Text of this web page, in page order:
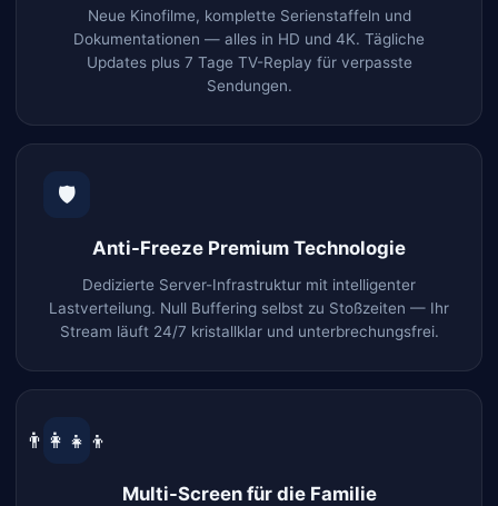
Neue Kinofilme, komplette Serienstaffeln und
Dokumentationen — alles in HD und 4K. Tägliche
Updates plus 7 Tage TV-Replay für verpasste
Sendungen.
🛡️
Anti-Freeze Premium Technologie
Dedizierte Server-Infrastruktur mit intelligenter
Lastverteilung. Null Buffering selbst zu Stoßzeiten — Ihr
Stream läuft 24/7 kristallklar und unterbrechungsfrei.
👨‍👩‍👧‍👦
Multi-Screen für die Familie